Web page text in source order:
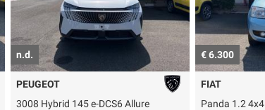
n.d.
PEUGEOT
3008 Hybrid 145 e-DCS6 Allure
€ 6.300
FIAT
Panda 1.2 4x4